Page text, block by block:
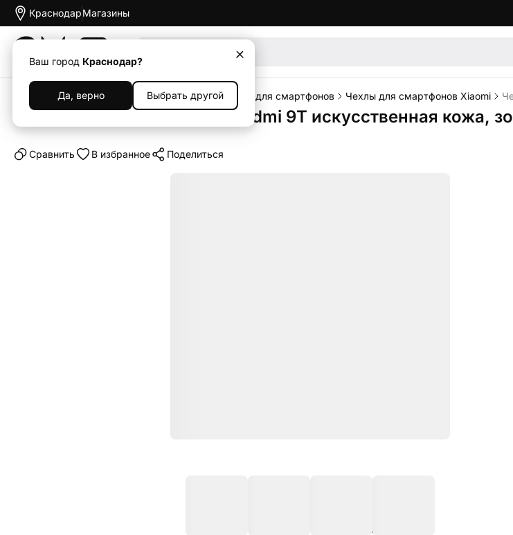
Краснодар
Ваш город Краснодар?
Да, верно Выбрать другой
Магазины
Каталог Аксессуары Чехлы Чехлы для смартфонов Чехлы для смартфонов Xiaomi
Чехол-книжка для Xiaomi Redmi 9T искусственная кожа,
Cравнить В избранное Поделиться